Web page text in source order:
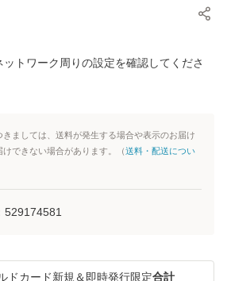
トワーク周りの設定を確認してくださ
ましては、送料が発生する場合や表示のお届け
できない場合があります。（送料・配送につい
529174581
ドカード新規＆即時発行限定合計